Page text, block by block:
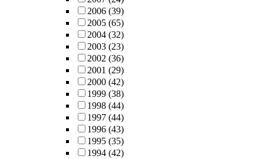
2006 (39)
2005 (65)
2004 (32)
2003 (23)
2002 (36)
2001 (29)
2000 (42)
1999 (38)
1998 (44)
1997 (44)
1996 (43)
1995 (35)
1994 (42)